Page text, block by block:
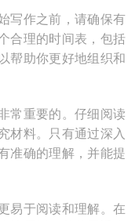
写作之前，请确保有
合理的时间表，包括
帮助你更好地组织和
常重要的。仔细阅读
材料。只有通过深入
准确的理解，并能提
易于阅读和理解。在